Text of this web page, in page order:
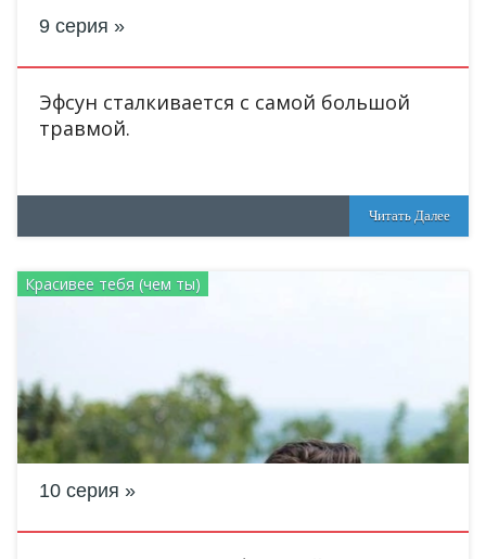
9 серия
Эфсун сталкивается с самой большой
травмой.
Читать Далее
Красивее тебя (чем ты)
10 серия